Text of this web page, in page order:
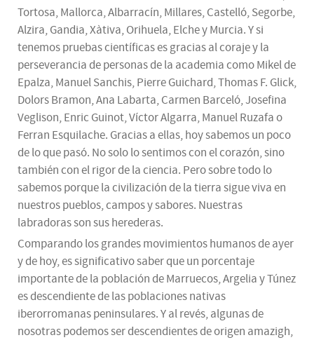
Tortosa, Mallorca, Albarracín, Millares, Castelló, Segorbe,
Alzira, Gandia, Xàtiva, Orihuela, Elche y Murcia. Y si
tenemos pruebas científicas es gracias al coraje y la
perseverancia de personas de la academia como Mikel de
Epalza, Manuel Sanchis, Pierre Guichard, Thomas F. Glick,
Dolors Bramon, Ana Labarta, Carmen Barceló, Josefina
Veglison, Enric Guinot, Víctor Algarra, Manuel Ruzafa o
Ferran Esquilache. Gracias a ellas, hoy sabemos un poco
de lo que pasó. No solo lo sentimos con el corazón, sino
también con el rigor de la ciencia. Pero sobre todo lo
sabemos porque la civilización de la tierra sigue viva en
nuestros pueblos, campos y sabores. Nuestras
labradoras son sus herederas.
Comparando los grandes movimientos humanos de ayer
y de hoy, es significativo saber que un porcentaje
importante de la población de Marruecos, Argelia y Túnez
es descendiente de las poblaciones nativas
iberorromanas peninsulares. Y al revés, algunas de
nosotras podemos ser descendientes de origen amazigh,